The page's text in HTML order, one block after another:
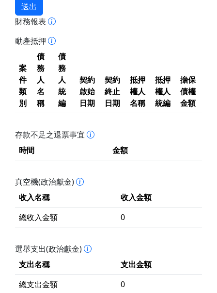
送出
財務報表
動產抵押
案
件
類
別
債
務
人
名
稱
債
務
人
統
編
契約
啟始
日期
契約
終止
日期
抵押
權人
名稱
抵押
權人
統編
擔保
債權
金額
存款不足之退票事宜
時間
金額
真空機(政治獻金)
收入名稱
收入金額
總收入金額
0
選舉支出(政治獻金)
支出名稱
支出金額
總支出金額
0